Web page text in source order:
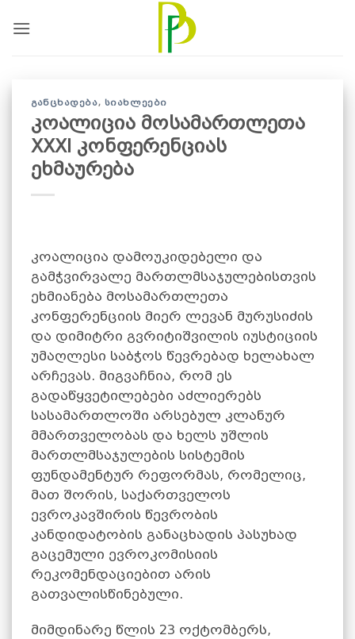
ᲒᲐᲜᲪᲮᲐᲓᲔᲑᲐ, ᲡᲘᲐᲮᲚᲔᲔᲑᲘ
კოალიცია მოსამართლეთა
XXXI კონფერენციას
ეხმაურება
კოალიცია დამოუკიდებელი და
გამჭვირვალე მართლმსაჯულებისთვის
ეხმიანება მოსამართლეთა
კონფერენციის მიერ ლევან მურუსიძის
და დიმიტრი გვრიტიშვილის იუსტიციის
უმაღლესი საბჭოს წევრებად ხელახალ
არჩევას. მიგვაჩნია, რომ ეს
გადაწყვეტილებები აძლიერებს
სასამართლოში არსებულ კლანურ
მმართველობას და ხელს უშლის
მართლმსაჯულების სისტემის
ფუნდამენტურ რეფორმას, რომელიც,
მათ შორის, საქართველოს
ევროკავშირის წევრობის
კანდიდატობის განაცხადის პასუხად
გაცემული ევროკომისიის
რეკომენდაციებით არის
გათვალისწინებული.
მიმდინარე წლის 23 ოქტომბერს,